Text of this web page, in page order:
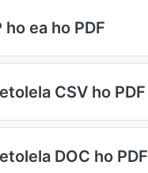
ho ea ho PDF
CSV ho PDF
DOC ho PDF